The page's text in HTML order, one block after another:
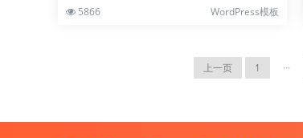
5866 WordPress模板
上一页 1 ···